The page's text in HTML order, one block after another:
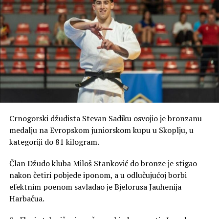
Crnogorski džudista Stevan Sadiku osvojio je bronzanu
medalju na Evropskom juniorskom kupu u Skoplju, u
kategoriji do 81 kilogram.
Član Džudo kluba Miloš Stanković do bronze je stigao
nakon četiri pobjede iponom, a u odlučujućoj borbi
efektnim poenom savladao je Bjelorusa Jauhenija
Harbačua.